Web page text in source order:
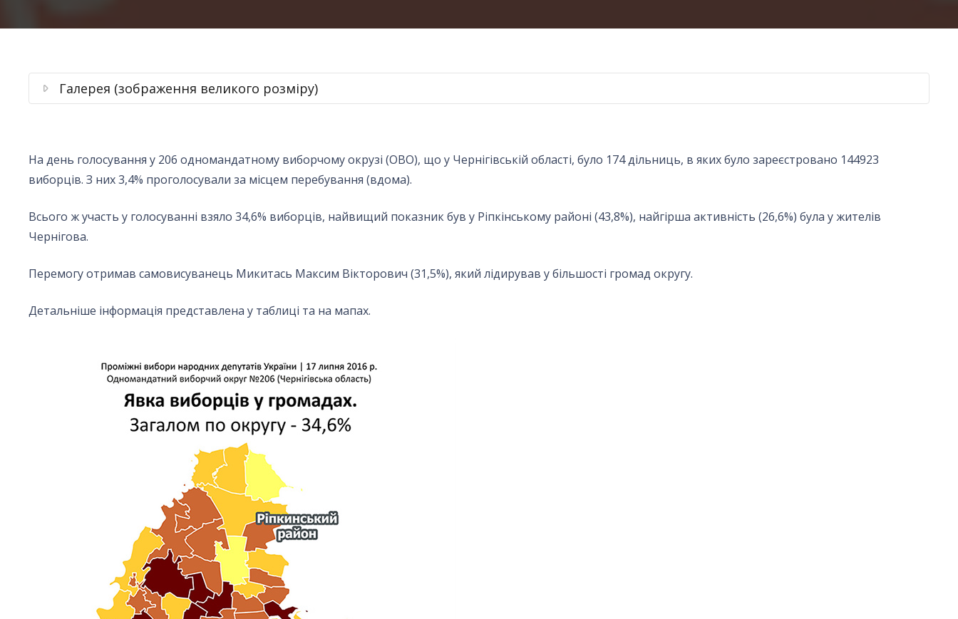
Галерея (зображення великого розміру)
На день голосування у 206 одномандатному виборчому окрузі (ОВО), що у Чернігівській області, було 174 дільниць, в яких було зареєстровано 144923
виборців. З них 3,4% проголосували за місцем перебування (вдома).
Всього ж участь у голосуванні взяло 34,6% виборців, найвищий показник був у Ріпкінському районі (43,8%), найгірша активність (26,6%) була у жителів
Чернігова.
Перемогу отримав самовисуванець Микитась Максим Вікторович (31,5%), який лідирував у більшості громад округу.
Детальніше інформація представлена у таблиці та на мапах.